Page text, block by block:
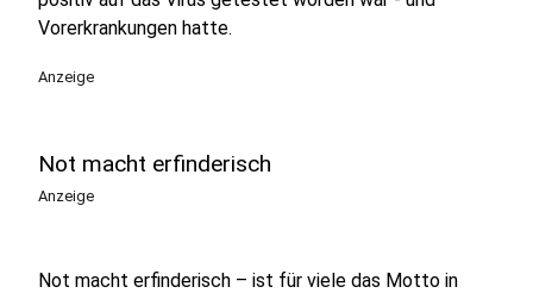
Vorerkrankungen hatte.
Anzeige
Not macht erfinderisch
Anzeige
Not macht erfinderisch – ist für viele das Motto in